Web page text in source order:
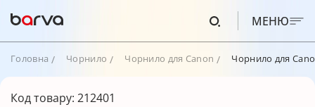
МЕНЮ
Головна Чорнило Чорнило для Canon Чорнило для
Код товару: 212401